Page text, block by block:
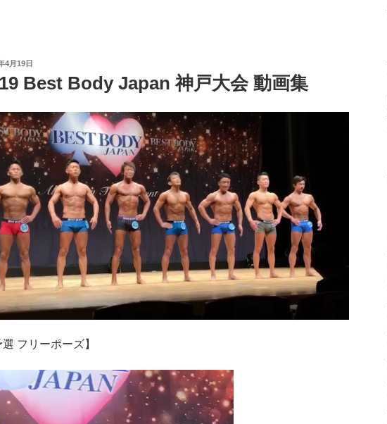
4月19日
Best Body Japan 神戸大会 動画集
選 フリーポーズ】